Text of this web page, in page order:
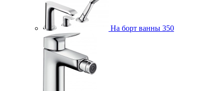
На борт ванны 350